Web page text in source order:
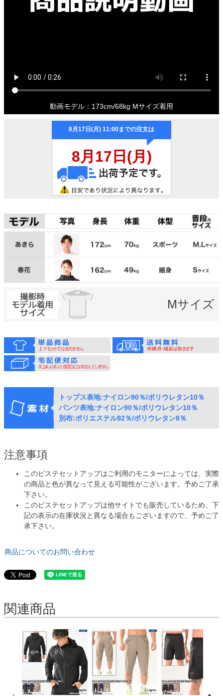
動画モデル：173cm/68kg Mサイズ着用
Mサイズ
トップス表地:ナイロン90％/ポリウレタン10％
パンツ表地:ナイロン90％/ポリウレタン10％
別布:ポリエステル92％/ポリウレタン8％
注意事項
このピステセットアップはご利用のモニターによっては、実際
の商品と色が異なって見える可能性がございます。予めご了承
下さい。
このピステセットアップは他サイトでも販売しているため、下
記の表示の在庫状況と異なる場合もございますので、予めご了
承下さい。
商品についてのお問い合わせ
関連商品